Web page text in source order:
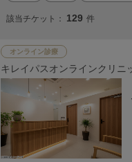
該当チケット： 129 件
オンライン診療
キレイパスオンラインクリニ